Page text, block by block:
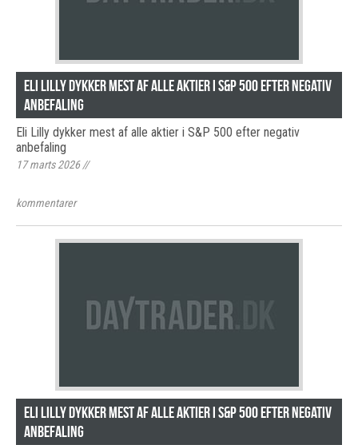
Eli Lilly dykker mest af alle aktier i S&P 500 efter negativ
anbefaling
Eli Lilly dykker mest af alle aktier i S&P 500 efter negativ
anbefaling
17 marts 2026//
kommentarer
Eli Lilly dykker mest af alle aktier i S&P 500 efter negativ
anbefaling